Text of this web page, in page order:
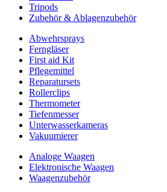
Tripods
Zubehör & Ablagenzubehör
Abwehrsprays
Ferngläser
First aid Kit
Pflegemittel
Reparatursets
Rollerclips
Thermometer
Tiefenmesser
Unterwasserkameras
Vakuumierer
Analoge Waagen
Elektronische Waagen
Waagenzubehör